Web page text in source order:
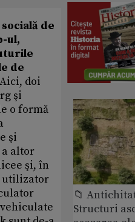
de
ul,
de
Aici, doi
şi
o formă
şi
a altor
şi, în
utilizator
📁
Structuri